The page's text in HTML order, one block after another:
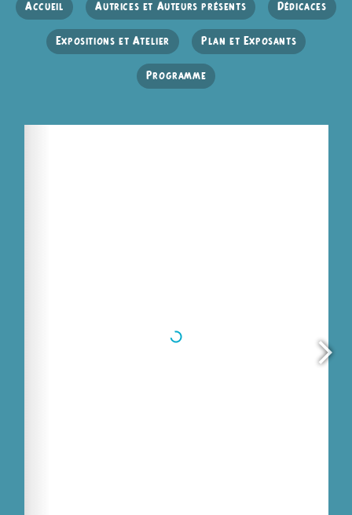
Accueil Autrices et Auteurs présents Dédicaces
Expositions et Atelier Plan et Exposants
Programme